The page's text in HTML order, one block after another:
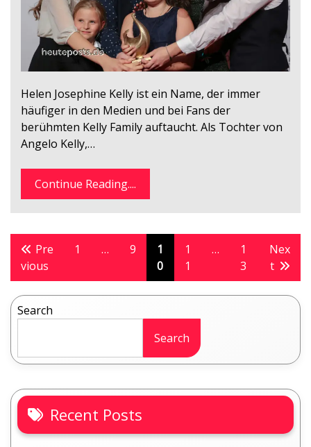
Helen Josephine Kelly ist ein Name, der immer
häufiger in den Medien und bei Fans der
berühmten Kelly Family auftaucht. Als Tochter von
Angelo Kelly,…
Continue Reading....
Posts
pagination
Pre
vious
1 … 9
1
0
1
1
…
1
3
Nex
t
Search
Search
Recent Posts